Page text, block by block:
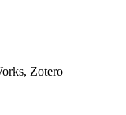
Zotero